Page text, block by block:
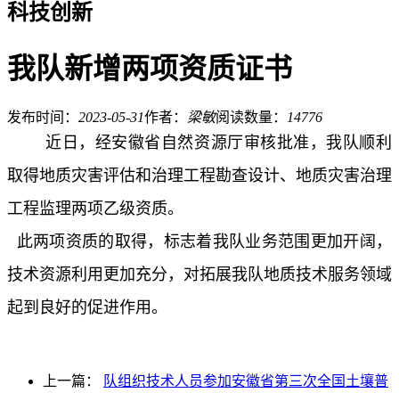
科技创新
我队新增两项资质证书
发布时间： 2023-05-31作者： 梁敏阅读数量： 14776
近日，经安徽省自然资源厅审核批准，我队顺利
取得地质灾害评估和治理工程勘查设计、地质灾害治理
工程监理两项乙级资质。
此两项资质的取得，标志着我队业务范围更加开阔，
技术资源利用更加充分，对拓展我队地质技术服务领域
起到良好的促进作用。
上一篇： 队组织技术人员参加安徽省第三次全国土壤普